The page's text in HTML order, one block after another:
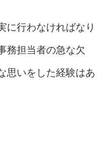
に行わなければなり
務担当者の急な欠
思いをした経験はあ